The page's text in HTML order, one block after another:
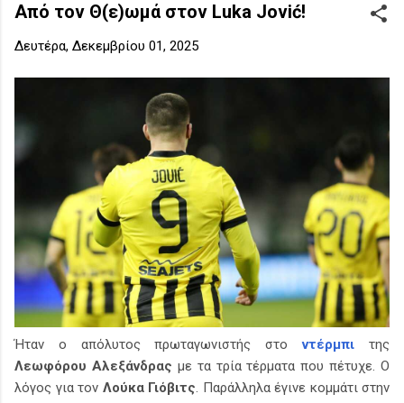
Από τον Θ(ε)ωμά στον Luka Jović!
Δευτέρα, Δεκεμβρίου 01, 2025
Ήταν ο απόλυτος πρωταγωνιστής στοντέρμπι της
Λεωφόρου Αλεξάνδρας με τα τρία τέρματα που πέτυχε. Ο
λόγος για τον Λούκα Γιόβιτς . Παράλληλα έγινε κομμάτι στην